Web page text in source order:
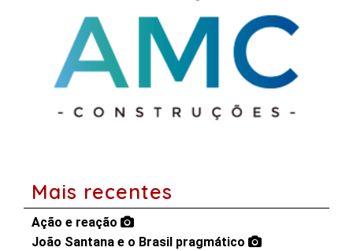
Mais recentes
Ação e reação
João Santana e o Brasil pragmático